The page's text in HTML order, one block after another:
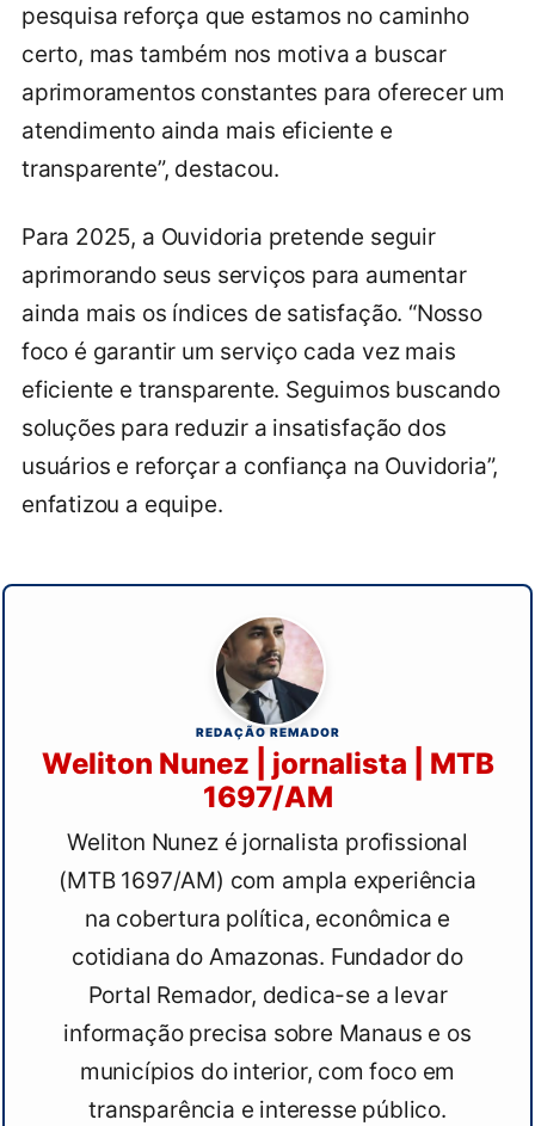
pesquisa reforça que estamos no caminho
certo, mas também nos motiva a buscar
aprimoramentos constantes para oferecer um
atendimento ainda mais eficiente e
transparente”, destacou.
Para 2025, a Ouvidoria pretende seguir
aprimorando seus serviços para aumentar
ainda mais os índices de satisfação. “Nosso
foco é garantir um serviço cada vez mais
eficiente e transparente. Seguimos buscando
soluções para reduzir a insatisfação dos
usuários e reforçar a confiança na Ouvidoria”,
enfatizou a equipe.
REDAÇÃO REMADOR
Weliton Nunez | jornalista | MTB
1697/AM
Weliton Nunez é jornalista profissional
(MTB 1697/AM) com ampla experiência
na cobertura política, econômica e
cotidiana do Amazonas. Fundador do
Portal Remador, dedica-se a levar
informação precisa sobre Manaus e os
municípios do interior, com foco em
transparência e interesse público.